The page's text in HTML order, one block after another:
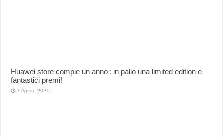
Huawei store compie un anno : in palio una limited edition e
fantastici premi!
7 Aprile, 2021